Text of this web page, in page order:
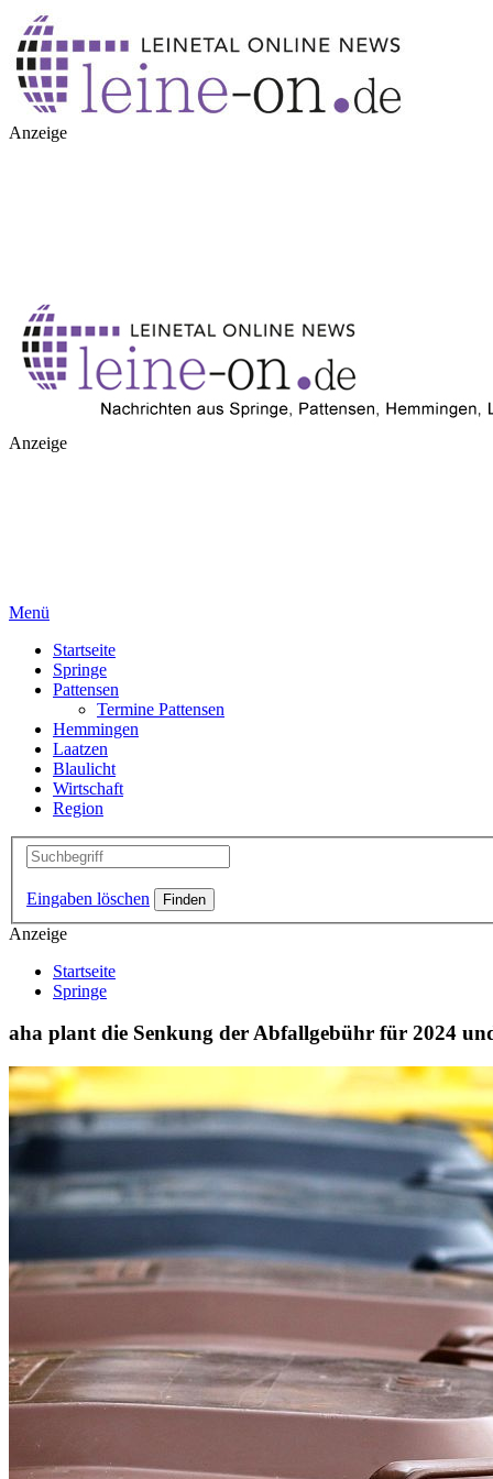
Anzeige
Anzeige
Menü
Startseite
Springe
Pattensen
Termine Pattensen
Hemmingen
Laatzen
Blaulicht
Wirtschaft
Region
Eingaben löschen
Anzeige
Startseite
Springe
aha plant die Senkung der Abfallgebühr für 2024